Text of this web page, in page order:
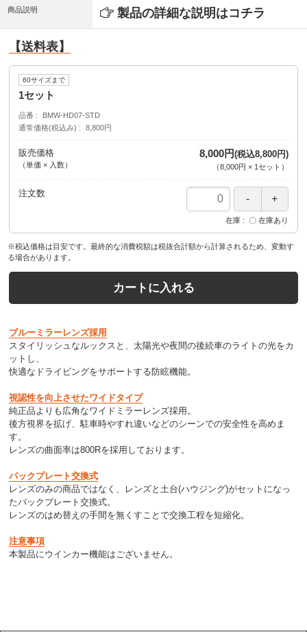
商品説明 製品の詳細な説明はコチラ
【送料表】
60サイズまで
1セット
品番
BMW-HD07-STD
通常価格(税込み)
8,800円
販売価格
（単価 × 入数）
8,000円(税込8,800円)
（8,000円 × 1 セット ）
注文数
在庫 〇 在庫あり
※税込価格は目安です。最終的な消費税額は税抜合計額から計算されるため、変動す
る場合があります。
カートに入れる
ブルーミラーレンズ採用
スタイリッシュなルックスと、太陽光や夜間の後続車のライトの光をカ
ットし、
快適なドライビングをサポートする防眩機能。
視認性を向上させたワイドタイプ
純正品よりも広角なワイドミラーレンズ採用。
後方視界を拡げ、駐車時やすれ違いなどのシーンでの安全性を高めま
す。
レンズの曲面率は800Rを採用しております。
バックプレート交換式
レンズのみの商品ではなく、レンズと土台(ハウジング)がセットになっ
たバックプレート交換式。
レンズのはめ替えの手間を無くすことで交換工程を短縮化。
注意事項
本製品にウインカー機能はございません。